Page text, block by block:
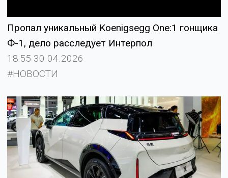
Пропал уникальный Koenigsegg One:1 гонщика
Ф-1, дело расследует Интерпол
18:55 30.04.2026
#НОВОСТИ